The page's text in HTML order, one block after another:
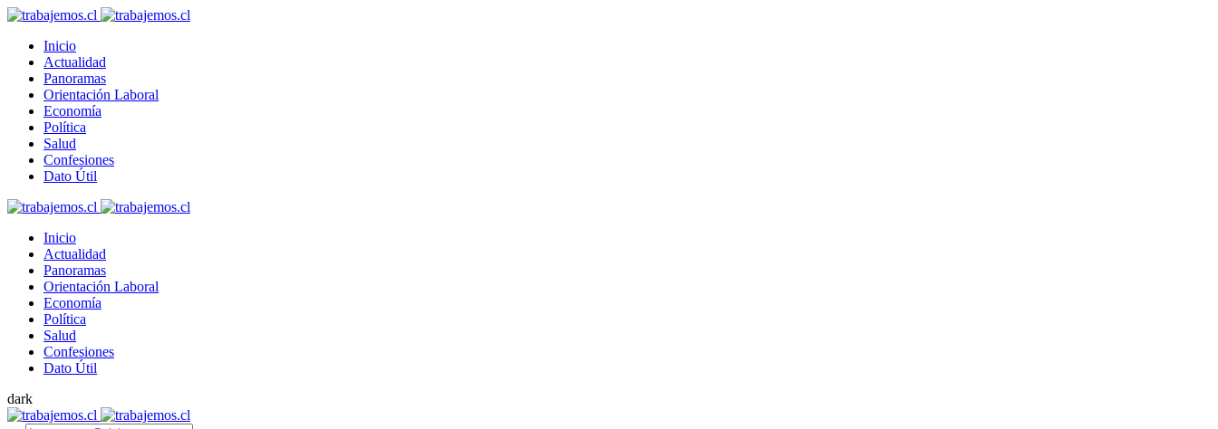
Inicio
Actualidad
Panoramas
Orientación Laboral
Economía
Política
Salud
Confesiones
Dato Útil
Inicio
Actualidad
Panoramas
Orientación Laboral
Economía
Política
Salud
Confesiones
Dato Útil
dark